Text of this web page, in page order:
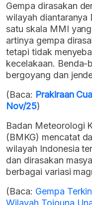
Gempa dirasakan
wilayah diantaranya
satu skala MMI
artinya gempa
tetapi tidak
kecelakaan. Benda-
bergoyang dan
(Baca: Prakiraan
Nov/25)
Badan Meteorologi
(BMKG) mencatat
wilayah Indonesia
dan dirasakan
berbagai variasi
(Baca: Gempa
Wilayah Tojouna